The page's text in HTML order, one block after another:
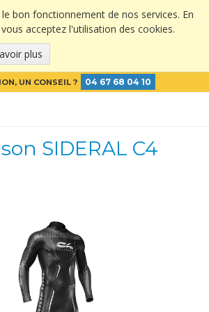
bon fonctionnement de nos services. En
acceptez l'utilisation des cookies.
plus
UN CONSEIL ? 04 67 68 04 10
SIDERAL C4